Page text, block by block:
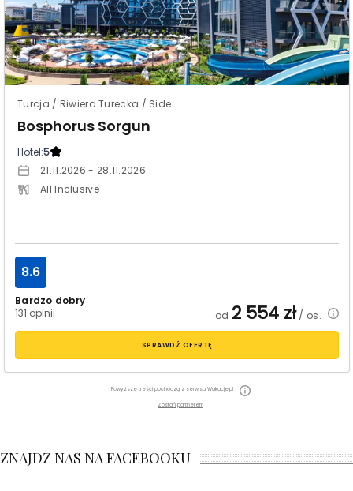
Turcja / Riwiera Turecka / Side
Bosphorus Sorgun
Hotel:5
21.11.2026 - 28.11.2026
All Inclusive
Bardzo dobry
131 opinii
8.6
od 2 554 zł/ os.
SPRAWDŹ OFERTĘ
Powyższe treści pochodzą z serwisu Wakacje.pl
Zostań partnerem
ZNAJDZ NAS NA FACEBOOKU